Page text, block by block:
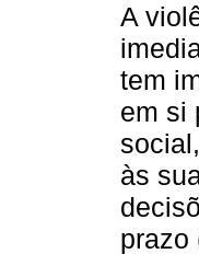
A
tem
em si
às
prazo